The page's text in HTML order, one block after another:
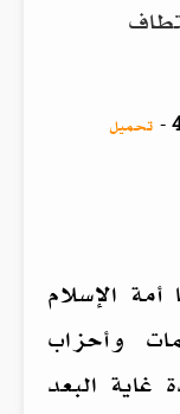
- تحميل
الإسلام
وأحزاب
غاية البعد